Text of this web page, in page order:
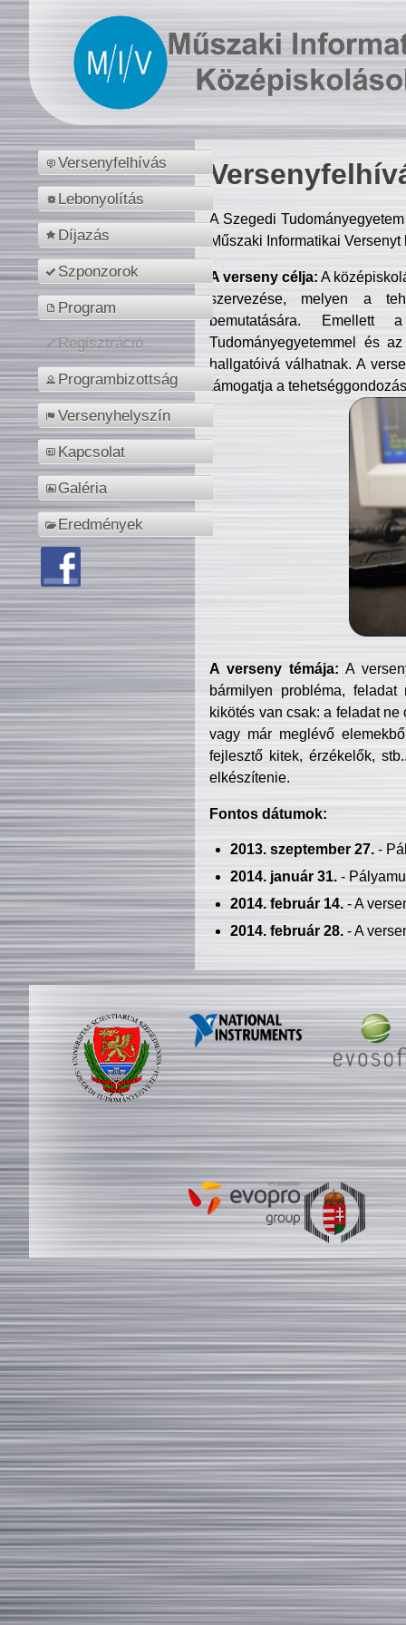
Versenyfelhívás
Lebonyolítás
Díjazás
Szponzorok
Program
Regisztráció
Programbizottság
Versenyhelyszín
Kapcsolat
Galéria
Eredmények
A Szegedi
Műszaki Informatikai
A verseny célja: A
szervezése, melyen a
bemutatására. Emellett
Tudományegyetemmel és
hallgatóivá válhatnak. A
támogatja a
A verseny témája: A
bármilyen probléma, feladat
kikötés van csak: a feladat
vagy már meglévő
fejlesztő kitek, érzékelők,
elkészítenie.
Fontos dátumok:
2013. szeptember 27.-
2014. január 31.-
2014. február 14.- A
2014. február 28.- A